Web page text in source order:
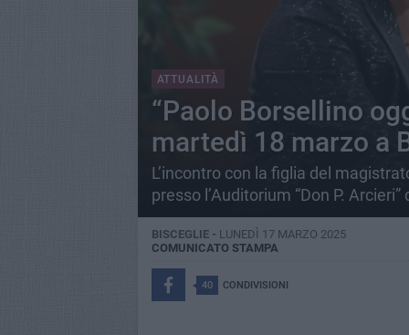
ATTUALITÀ
“Paolo Borsellino
martedì 18 marzo a
L’incontro con la figlia del
presso l’Auditorium “Don P. Arcieri”
BISCEGLIE - LUNEDÌ 17 MARZO 2025
COMUNICATO STAMPA
40 CONDIVISIONI